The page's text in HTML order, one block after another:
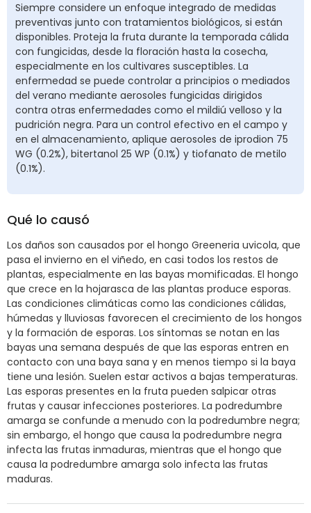
Siempre considere un enfoque integrado de medidas
preventivas junto con tratamientos biológicos, si están
disponibles. Proteja la fruta durante la temporada cálida
con fungicidas, desde la floración hasta la cosecha,
especialmente en los cultivares susceptibles. La
enfermedad se puede controlar a principios o mediados
del verano mediante aerosoles fungicidas dirigidos
contra otras enfermedades como el mildiú velloso y la
pudrición negra. Para un control efectivo en el campo y
en el almacenamiento, aplique aerosoles de iprodion 75
WG (0.2%), bitertanol 25 WP (0.1%) y tiofanato de metilo
(0.1%).
Qué lo causó
Los daños son causados por el hongo Greeneria uvicola, que
pasa el invierno en el viñedo, en casi todos los restos de
plantas, especialmente en las bayas momificadas. El hongo
que crece en la hojarasca de las plantas produce esporas.
Las condiciones climáticas como las condiciones cálidas,
húmedas y lluviosas favorecen el crecimiento de los hongos
y la formación de esporas. Los síntomas se notan en las
bayas una semana después de que las esporas entren en
contacto con una baya sana y en menos tiempo si la baya
tiene una lesión. Suelen estar activos a bajas temperaturas.
Las esporas presentes en la fruta pueden salpicar otras
frutas y causar infecciones posteriores. La podredumbre
amarga se confunde a menudo con la podredumbre negra;
sin embargo, el hongo que causa la podredumbre negra
infecta las frutas inmaduras, mientras que el hongo que
causa la podredumbre amarga solo infecta las frutas
maduras.